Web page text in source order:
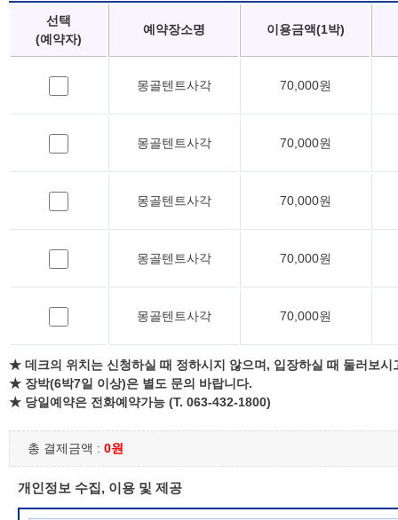
선택
(예약자)
예약장소명 이용금액(1박)
몽골텐트사각 70,000원
몽골텐트사각 70,000원
몽골텐트사각 70,000원
몽골텐트사각 70,000원
몽골텐트사각 70,000원
★ 데크의 위치는 신청하실 때 정하시지 않으며, 입장하실 때 둘러보시
★ 장박(6박7일 이상)은 별도 문의 바랍니다.
★ 당일예약은 전화예약가능 (T. 063-432-1800)
총 결제금액 : 0원
개인정보 수집, 이용 및 제공